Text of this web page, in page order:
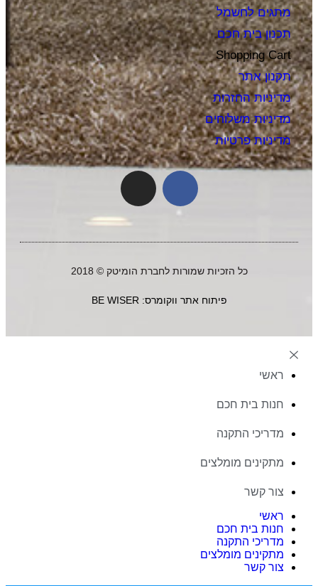
מתגים לחשמל
תכנון בית חכם
Shopping Cart
תקנון אתר
מדיניות החזרות
מדיניות משלוחים
מדיניות פרטיות
כל הזכיות שמורות לחברת הומיטק © 2018
פיתוח אתר ווקומרס: BE WISER
ראשי
חנות בית חכם
מדריכי התקנה
מתקינים מומלצים
צור קשר
ראשי
חנות בית חכם
מדריכי התקנה
מתקינים מומלצים
צור קשר